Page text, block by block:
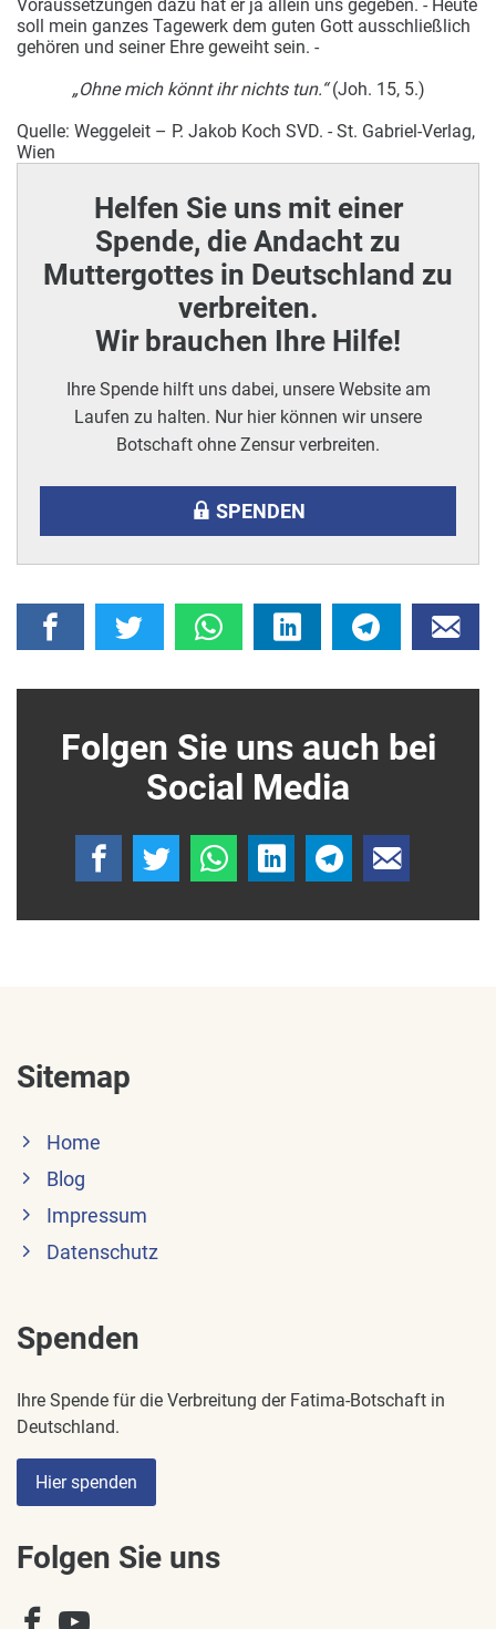
Voraussetzungen dazu hat er ja allein uns gegeben. - Heute
soll mein ganzes Tagewerk dem guten Gott ausschließlich
gehören und seiner Ehre geweiht sein. -
„Ohne mich könnt ihr nichts tun.“(Joh. 15, 5.)
Quelle: Weggeleit – P. Jakob Koch SVD. - St. Gabriel-Verlag,
Wien
Helfen Sie uns mit einer
Spende, die Andacht zu
Muttergottes in Deutschland zu
verbreiten.
Wir brauchen Ihre Hilfe!
Ihre Spende hilft uns dabei, unsere Website am
Laufen zu halten. Nur hier können wir unsere
Botschaft ohne Zensur verbreiten.
SPENDEN
Folgen Sie uns auch bei
Social Media
Sitemap
Home
Blog
Impressum
Datenschutz
Spenden
Ihre Spende für die Verbreitung der Fatima-Botschaft in
Deutschland.
Hier spenden
Folgen Sie uns